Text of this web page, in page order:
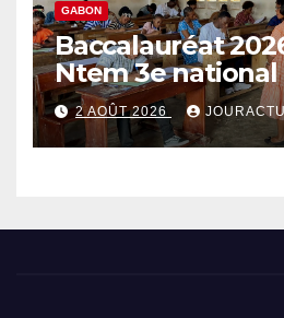
GABON
Baccalauréat
Ntem 3e national
89,64% de taux
2 AOÛT 2026 JOURACTU